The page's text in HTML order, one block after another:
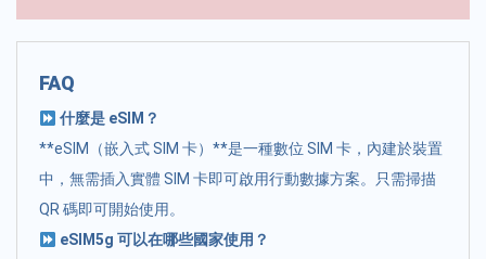
FAQ
什麼是 eSIM？
**eSIM（嵌入式 SIM 卡）**是一種數位 SIM 卡，內建於裝置
中，無需插入實體 SIM 卡即可啟用行動數據方案。只需掃描
QR 碼即可開始使用。
eSIM5g 可以在哪些國家使用？